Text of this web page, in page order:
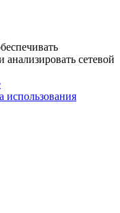
сетевой
использования